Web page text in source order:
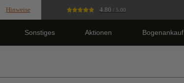
Hinweise 4.80 / 5.00
Sonstiges Aktionen Bogenankauf